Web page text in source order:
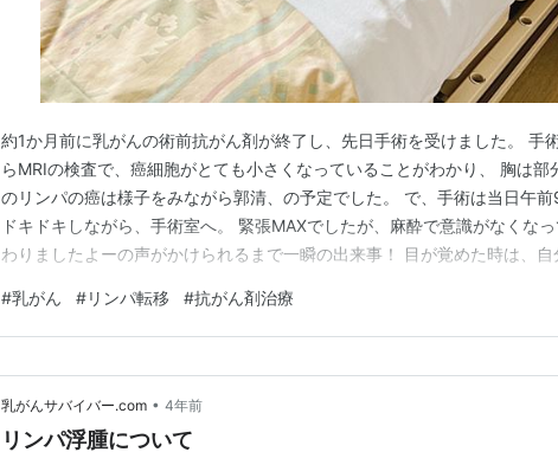
約1か月前に乳がんの術前抗がん剤が終了し、先日手術を受けました。 手
らMRIの検査で、癌細胞がとても小さくなっていることがわかり、 胸は部
のリンパの癌は様子をみながら郭清、の予定でした。 で、手術は当日午前
ドキドキしながら、手術室へ。 緊張MAXでしたが、麻酔で意識がなくな
わりましたよーの声がかけられるまで一瞬の出来事！ 目が覚めた時は、自
ーが 「脇のリンパ転移はなかったので、郭清はしませんでした。ドレーン
ません。」と声をかけてくれました！ リンパに転…
#乳がん #リンパ転移 #抗がん剤治療
乳がんサバイバー.com • 4年前
リンパ浮腫について